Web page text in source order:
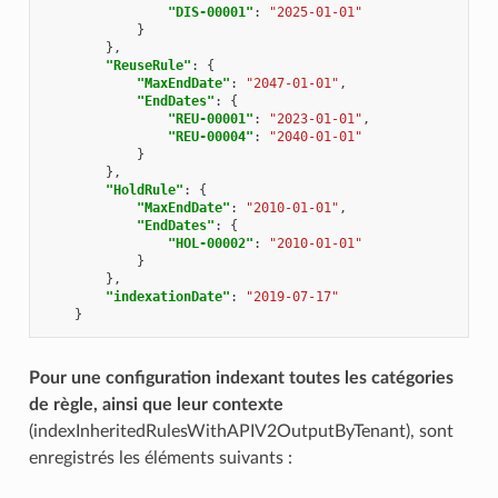
"DIS-00001" :
"2025-01-01"
}
},
"ReuseRule" :
{
"MaxEndDate" : "2047-01-01" ,
"EndDates" :
{
"REU-00001" : "2023-01-01" ,
"REU-00004" :
"2040-01-01"
}
},
"HoldRule" :
{
"MaxEndDate" : "2010-01-01" ,
"EndDates" :
{
"HOL-00002" :
"2010-01-01"
}
},
"indexationDate" :
"2019-07-17"
}
Pour une configuration indexant toutes les catégories
de règle, ainsi que leur contexte
(indexInheritedRulesWithAPIV2OutputByTenant), sont
enregistrés les éléments suivants :